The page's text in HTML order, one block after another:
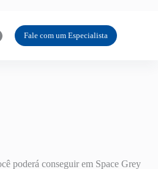
Fale com um Especialista
poderá conseguir em Space Grey